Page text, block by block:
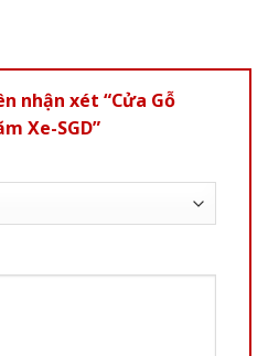
nhận xét “Cửa Gỗ
Xe-SGD”